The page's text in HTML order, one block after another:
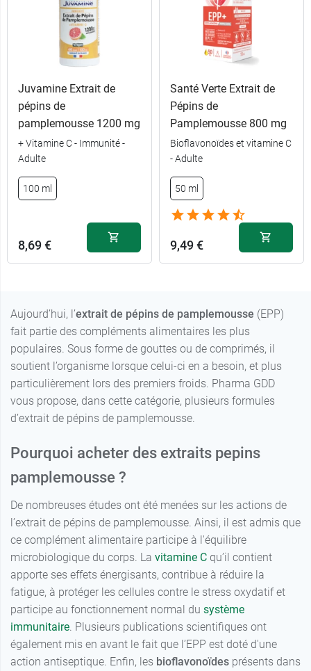
Juvamine Extrait de
pépins de
pamplemousse 1200 mg
+ Vitamine C - Immunité -
Adulte
100 ml
8,69 €
Santé Verte Extrait de
Pépins de
Pamplemousse 800 mg
Bioflavonoïdes et vitamine C
- Adulte
50 ml
9,49 €
Aujourd’hui, l’extrait de pépins de pamplemousse (EPP)
fait partie des compléments alimentaires les plus
populaires. Sous forme de gouttes ou de comprimés, il
soutient l’organisme lorsque celui-ci en a besoin, et plus
particulièrement lors des premiers froids. Pharma GDD
vous propose, dans cette catégorie, plusieurs formules
d’extrait de pépins de pamplemousse.
Pourquoi acheter des extraits pepins
pamplemousse ?
De nombreuses études ont été menées sur les actions de
l’extrait de pépins de pamplemousse. Ainsi, il est admis que
ce complément alimentaire participe à l'équilibre
microbiologique du corps. La vitamine C qu’il contient
apporte ses effets énergisants, contribue à réduire la
fatigue, à protéger les cellules contre le stress oxydatif et
participe au fonctionnement normal du système
immunitaire . Plusieurs publications scientifiques ont
également mis en avant le fait que l’EPP est doté d'une
action antiseptique. Enfin, les bioflavonoïdes présents dans